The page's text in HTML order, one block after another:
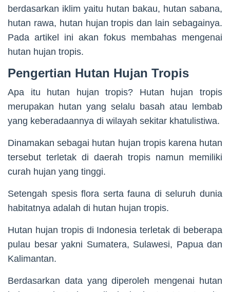
berdasarkan iklim yaitu hutan bakau, hutan sabana,
hutan rawa, hutan hujan tropis dan lain sebagainya.
Pada artikel ini akan fokus membahas mengenai
hutan hujan tropis.
Pengertian Hutan Hujan Tropis
Apa itu hutan hujan tropis? Hutan hujan tropis
merupakan hutan yang selalu basah atau lembab
yang keberadaannya di wilayah sekitar khatulistiwa.
Dinamakan sebagai hutan hujan tropis karena hutan
tersebut terletak di daerah tropis namun memiliki
curah hujan yang tinggi.
Setengah spesis flora serta fauna di seluruh dunia
habitatnya adalah di hutan hujan tropis.
Hutan hujan tropis di Indonesia terletak di beberapa
pulau besar yakni Sumatera, Sulawesi, Papua dan
Kalimantan.
Berdasarkan data yang diperoleh mengenai hutan